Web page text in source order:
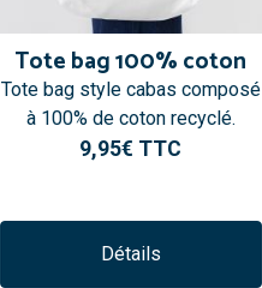
Tote bag 100% coton
Tote bag style cabas composé
à 100% de coton recyclé.
9,95€ TTC
Détails